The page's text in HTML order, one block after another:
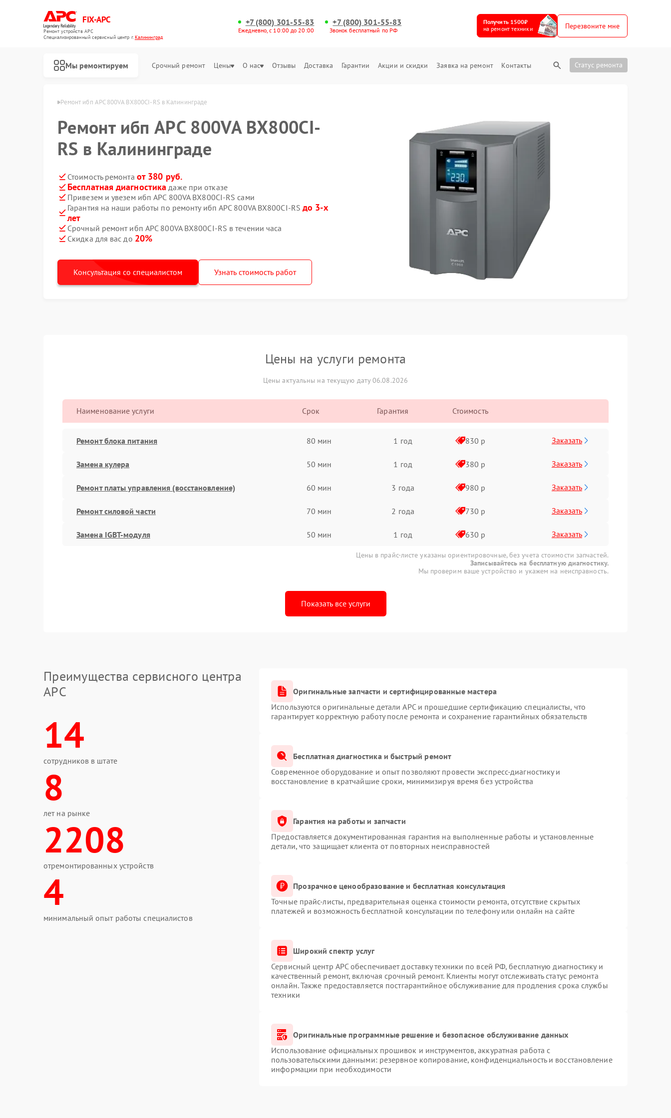
FIX-APC
Ремонт устройств APC
Специализированный cервисный центр г.Калининград
+7 (800) 301-55-83
Ежедневно, с 10:00 до 20:00
+7 (800) 301-55-83
Звонок бесплатный по РФ
Получить 1500₽
на ремонт техники
Перезвоните мне
Мы ремонтируем Срочный ремонт Цены О нас Отзывы Доставка Гарантии Акции и скидки Заявка на ремонт Контакты Статус ремонта
Ремонт ибп APC 800VA BX800CI-RS в Калининграде
Ремонт ибп APC 800VA BX800CI-
RS в Калининграде
Стоимость ремонта от 380 руб.
Бесплатная диагностика даже при отказе
Привезем и увезем ибп APC 800VA BX800CI-RS сами
Гарантия на наши работы по ремонту ибп APC 800VA BX800CI-RS до 3-х
лет
Срочный ремонт ибп APC 800VA BX800CI-RS в течении часа
Скидка для вас до 20%
Консультация со специалистом Узнать стоимость работ
Цены на услуги ремонта
Цены актуальны на текущую дату 06.08.2026
Наименование услуги Срок Гарантия Стоимость
Ремонт блока питания 80 мин 1 год 830 р Заказать
Замена кулера 50 мин 1 год 380 р Заказать
Ремонт платы управления (восстановление) 60 мин 3 года 980 р Заказать
Ремонт силовой части 70 мин 2 года 730 р Заказать
Замена IGBT-модуля 50 мин 1 год 630 р Заказать
Цены в прайс-листе указаны ориентировочные, без учета стоимости запчастей.
Записывайтесь на бесплатную диагностику.
Мы проверим ваше устройство и укажем на неисправность.
Показать все услуги
Преимущества сервисного центра
APC
14
сотрудников в штате
8
лет на рынке
2208
отремонтированных устройств
4
минимальный опыт работы специалистов
Оригинальные запчасти и сертифицированные мастера
Используются оригинальные детали APC и прошедшие сертификацию специалисты, что
гарантирует корректную работу после ремонта и сохранение гарантийных обязательств
Бесплатная диагностика и быстрый ремонт
Современное оборудование и опыт позволяют провести экспресс-диагностику и
восстановление в кратчайшие сроки, минимизируя время без устройства
Гарантия на работы и запчасти
Предоставляется документированная гарантия на выполненные работы и установленные
детали, что защищает клиента от повторных неисправностей
Прозрачное ценообразование и бесплатная консультация
Точные прайс-листы, предварительная оценка стоимости ремонта, отсутствие скрытых
платежей и возможность бесплатной консультации по телефону или онлайн на сайте
Широкий спектр услуг
Сервисный центр APC обеспечивает доставку техники по всей РФ, бесплатную диагностику и
качественный ремонт, включая срочный ремонт. Клиенты могут отслеживать статус ремонта
онлайн. Также предоставляется постгарантийное обслуживание для продления срока службы
техники
Оригинальные программные решение и безопасное обслуживание данных
Использование официальных прошивок и инструментов, аккуратная работа с
пользовательскими данными: резервное копирование, конфиденциальность и восстановление
информации при необходимости